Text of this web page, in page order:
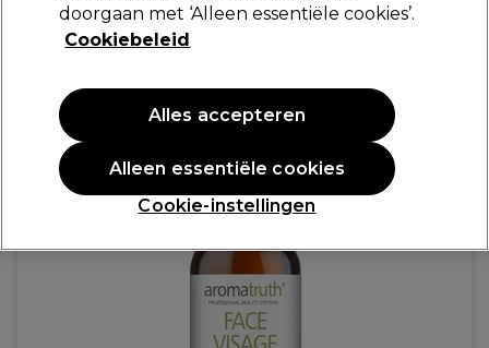
(0
EXCLUSIEF
doorgaan met ‘Alleen essentiële cookies’.
Cookiebeleid
Cookie-instellingen
Alleen essentiële cookies
Alles accepteren